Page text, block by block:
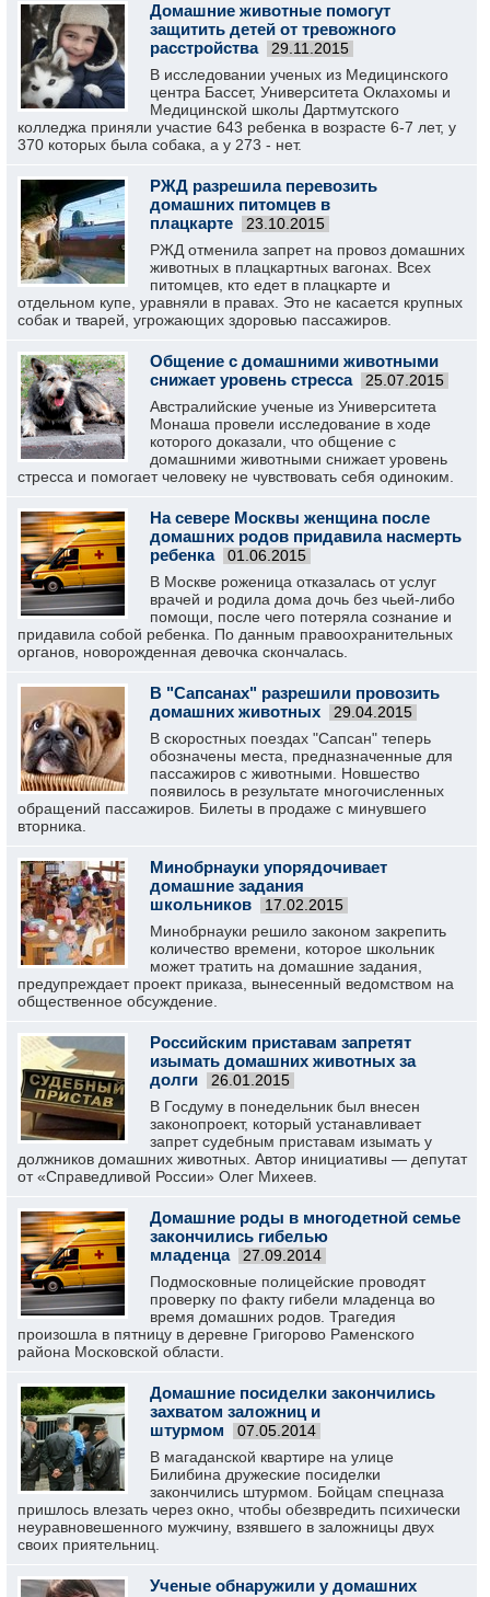
Домашние животные помогут
защитить детей от тревожного
расстройства
29.11.2015
В исследовании ученых из Медицинского
центра Бассет, Университета Оклахомы и
Медицинской школы Дартмутского
колледжа приняли участие 643 ребенка в возрасте 6-7 лет, у
370 которых была собака, а у 273 - нет.
РЖД разрешила перевозить
домашних питомцев в
плацкарте
23.10.2015
РЖД отменила запрет на провоз домашних
животных в плацкартных вагонах. Всех
питомцев, кто едет в плацкарте и
отдельном купе, уравняли в правах. Это не касается крупных
собак и тварей, угрожающих здоровью пассажиров.
Общение с домашними животными
снижает уровень стресса
25.07.2015
Австралийские ученые из Университета
Монаша провели исследование в ходе
которого доказали, что общение с
домашними животными снижает уровень
стресса и помогает человеку не чувствовать себя одиноким.
На севере Москвы женщина после
домашних родов придавила насмерть
ребенка
01.06.2015
В Москве роженица отказалась от услуг
врачей и родила дома дочь без чьей-либо
помощи, после чего потеряла сознание и
придавила собой ребенка. По данным правоохранительных
органов, новорожденная девочка скончалась.
В "Сапсанах" разрешили провозить
домашних животных
29.04.2015
В скоростных поездах "Сапсан" теперь
обозначены места, предназначенные для
пассажиров с животными. Новшество
появилось в результате многочисленных
обращений пассажиров. Билеты в продаже с минувшего
вторника.
Минобрнауки упорядочивает
домашние задания
школьников
17.02.2015
Минобрнауки решило законом закрепить
количество времени, которое школьник
может тратить на домашние задания,
предупреждает проект приказа, вынесенный ведомством на
общественное обсуждение.
Российским приставам запретят
изымать домашних животных за
долги
26.01.2015
В Госдуму в понедельник был внесен
законопроект, который устанавливает
запрет судебным приставам изымать у
должников домашних животных. Автор инициативы — депутат
от «Справедливой России» Олег Михеев.
Домашние роды в многодетной семье
закончились гибелью
младенца
27.09.2014
Подмосковные полицейские проводят
проверку по факту гибели младенца во
время домашних родов. Трагедия
произошла в пятницу в деревне Григорово Раменского
района Московской области.
Домашние посиделки закончились
захватом заложниц и
штурмом
07.05.2014
В магаданской квартире на улице
Билибина дружеские посиделки
закончились штурмом. Бойцам спецназа
пришлось влезать через окно, чтобы обезвредить психически
неуравновешенного мужчину, взявшего в заложницы двух
своих приятельниц.
Ученые обнаружили у домашних